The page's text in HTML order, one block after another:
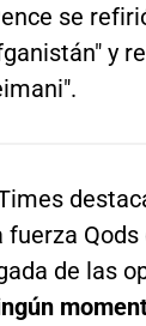
se
y
de las